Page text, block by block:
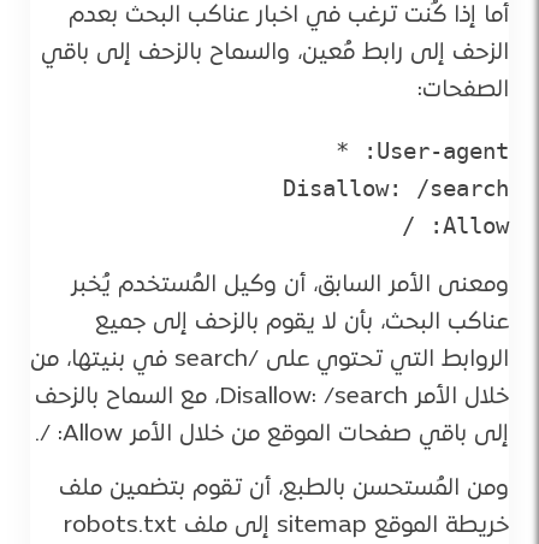
أما إذا كُنت ترغب في اخبار عناكب البحث بعدم
الزحف إلى رابط مُعين، والسماح بالزحف إلى باقي
الصفحات:
Allow: /
ومعنى الأمر السابق، أن وكيل المُستخدم يُخبر
عناكب البحث، بأن لا يقوم بالزحف إلى جميع
الروابط التي تحتوي على /search في بنيتها، من
خلال الأمر Disallow: /search، مع السماح بالزحف
إلى باقي صفحات الموقع من خلال الأمر Allow: /.
ومن المُستحسن بالطبع، أن تقوم بتضمين ملف
خريطة الموقع sitemap إلى ملف robots.txt